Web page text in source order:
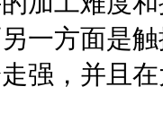
一方面是
强，并且